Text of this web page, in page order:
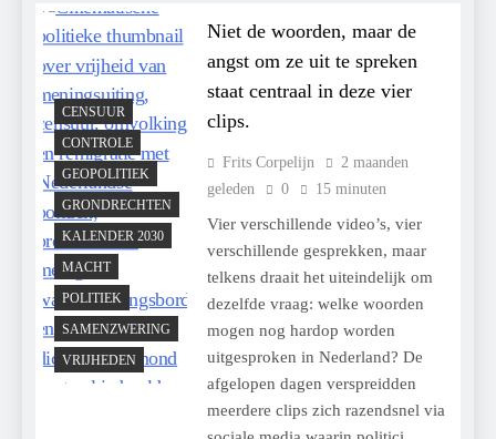
CENSUUR
CONTROLE
GEOPOLITIEK
GRONDRECHTEN
KALENDER 2030
MACHT
POLITIEK
SAMENZWERING
VRIJHEDEN
Niet de woorden, maar de
angst om ze uit te spreken
staat centraal in deze vier
clips.
Frits Corpelijn
2 maanden
geleden
0 15 minuten
Vier verschillende video’s, vier
verschillende gesprekken, maar
telkens draait het uiteindelijk om
dezelfde vraag: welke woorden
mogen nog hardop worden
uitgesproken in Nederland? De
afgelopen dagen verspreidden
meerdere clips zich razendsnel via